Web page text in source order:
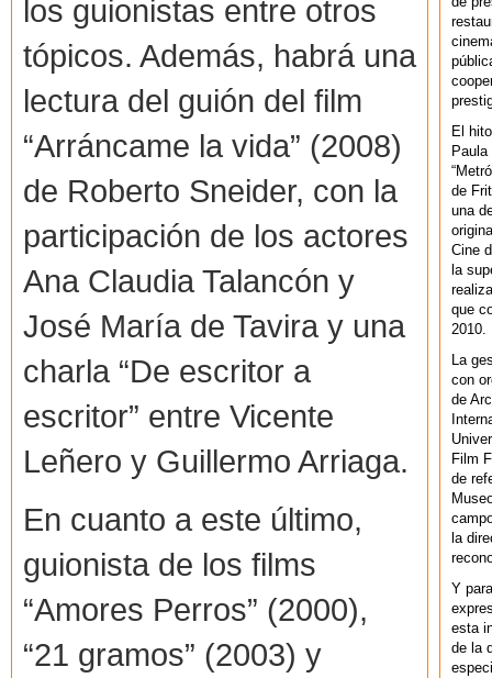
los guionistas entre otros
tópicos. Además, habrá una
lectura del guión del film
“Arráncame la vida” (2008)
de Roberto Sneider, con la
participación de los actores
Ana Claudia Talancón y
José María de Tavira y una
charla “De escritor a
escritor” entre Vicente
Leñero y Guillermo Arriaga.
En cuanto a este último,
guionista de los films
“Amores Perros” (2000),
“21 gramos” (2003) y
El
de
una
Cine
la
que
2010.
La
con
de
Film
de
la
Y
esta
de la